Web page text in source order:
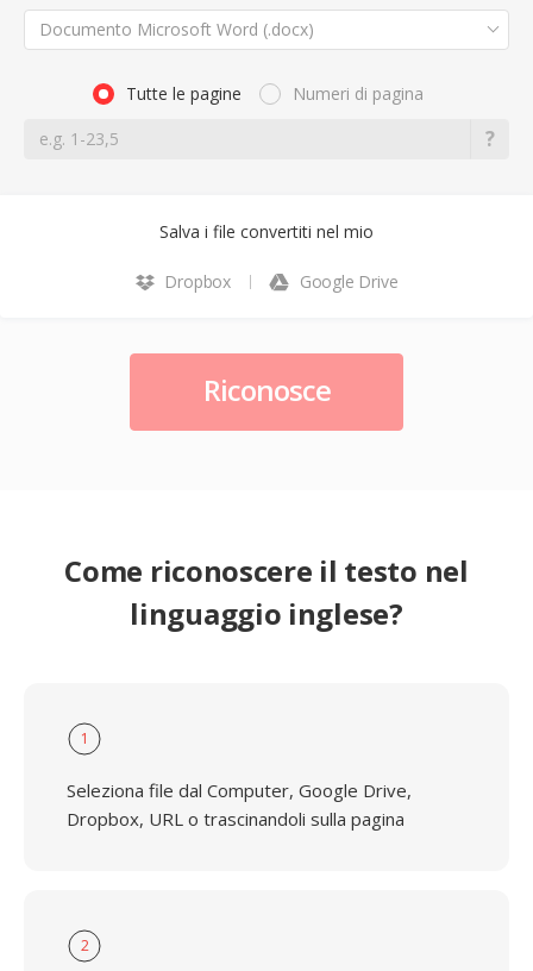
Documento Microsoft Word (.docx)
Tutte le pagine Numeri di pagina
Salva i file convertiti nel mio
Dropbox Google Drive
Riconosce
Come riconoscere il testo nel
linguaggio inglese?
1
Seleziona file dal Computer, Google Drive,
Dropbox, URL o trascinandoli sulla pagina
2